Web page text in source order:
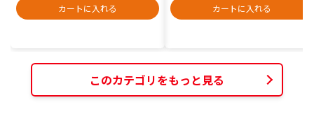
カートに入れる
カートに入れる
このカテゴリをもっと見る